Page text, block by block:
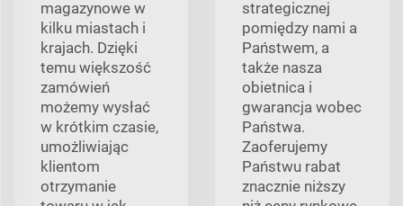
magazynowe w
kilku miastach i
krajach. Dzięki
temu większość
zamówień
możemy wysłać
w krótkim czasie,
umożliwiając
klientom
otrzymanie
strategicznej
pomiędzy nami a
Państwem, a
także nasza
obietnica i
gwarancja wobec
Państwa.
Zaoferujemy
Państwu rabat
znacznie niższy